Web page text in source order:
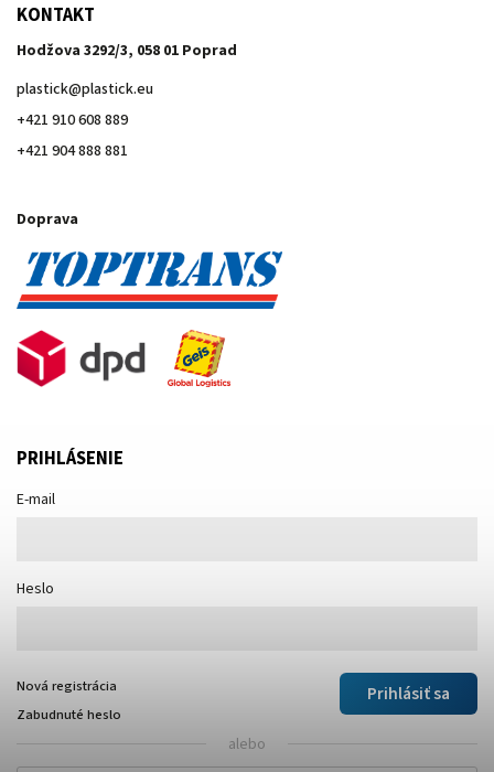
KONTAKT
Hodžova 3292/3, 058 01 Poprad
plastick@plastick.eu
+421 910 608 889
+421 904 888 881
Doprava
PRIHLÁSENIE
E-mail
Heslo
Prihlásiť sa
Nová registrácia
Zabudnuté heslo
alebo